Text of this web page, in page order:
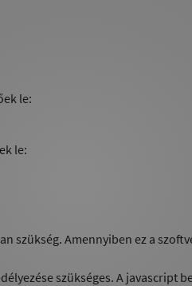
le:
le:
szükség. Amennyiben ez a
szükséges. A javascript